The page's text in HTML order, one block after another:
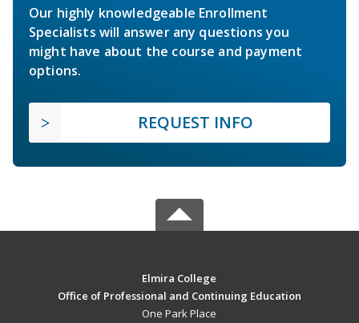
Our highly knowledgeable Enrollment
Specialists will answer any questions you
might have about the course and payment
options.
REQUEST INFO
Elmira College
Office of Professional and Continuing Education
One Park Place